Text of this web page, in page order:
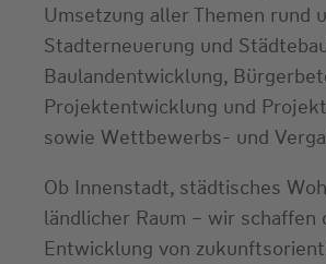
Umsetzung aller Themen rund
Stadterneuerung und
Baulandentwicklung,
Projektentwicklung und
sowie Wettbewerbs- und
Ob Innenstadt, städtisches
ländlicher Raum – wir schaffen
Entwicklung von